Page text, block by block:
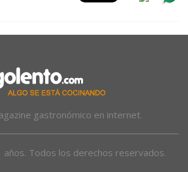
gastronómico en internet.
Todos los derechos reservados.